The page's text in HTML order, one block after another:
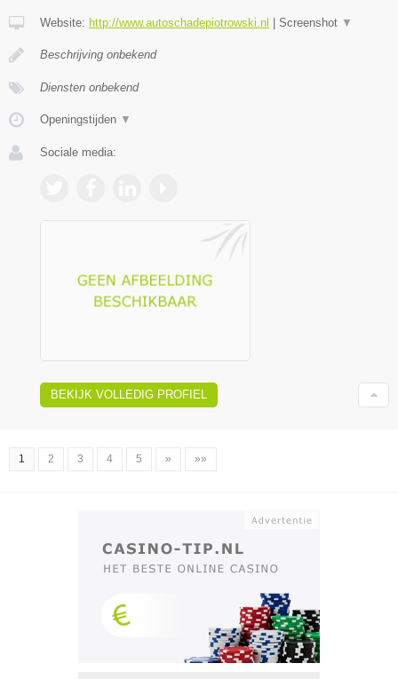
Website: http://www.autoschadepiotrowski.nl Screenshot ▼
Beschrijving onbekend
Diensten onbekend
Openingstijden ▼
Sociale media:
BEKIJK VOLLEDIG PROFIEL
1 2 3 4 5 » »»